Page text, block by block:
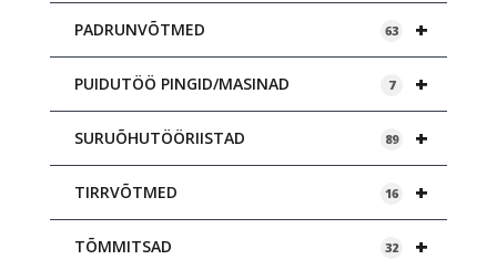
+
PADRUNVÕTMED 63
+
PUIDUTÖÖ PINGID/MASINAD 7
+
SURUÕHUTÖÖRIISTAD 89
+
TIRRVÕTMED 16
+
TÕMMITSAD 32